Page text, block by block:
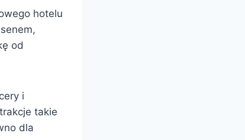
hotelu
od
i
takie
dla